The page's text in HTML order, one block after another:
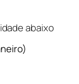
abaixo